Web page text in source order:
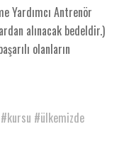
Yardımcı Antrenör
alınacak bedeldir.)
olanların
#kursu #ülkemizde